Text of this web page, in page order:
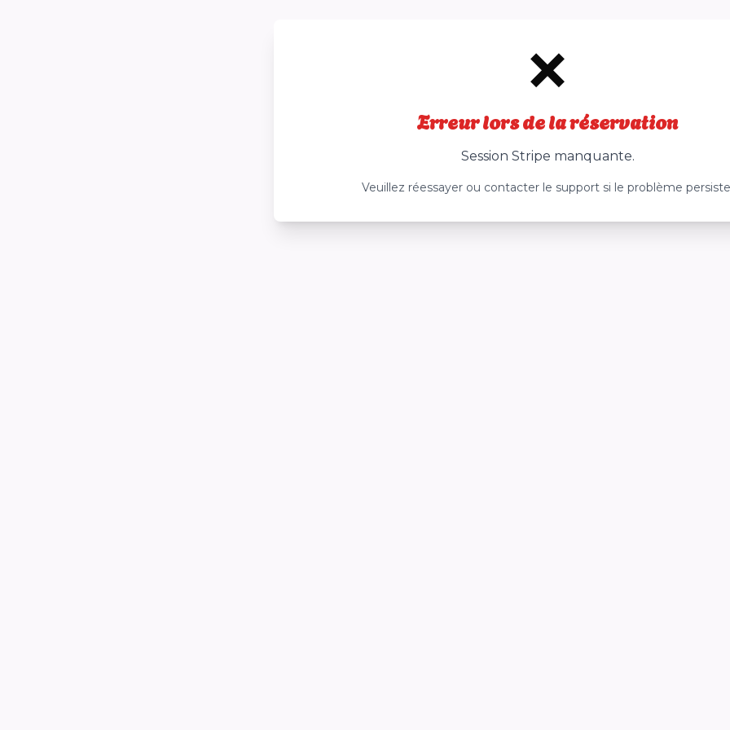
❌
Erreur lors de la réservation
Session Stripe manquante.
Veuillez réessayer ou contacter le support si le problème